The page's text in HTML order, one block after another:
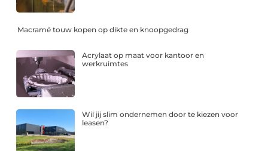
Macramé touw kopen op dikte en knoopgedrag
Acrylaat op maat voor kantoor en
werkruimtes
Wil jij slim ondernemen door te kiezen voor
leasen?